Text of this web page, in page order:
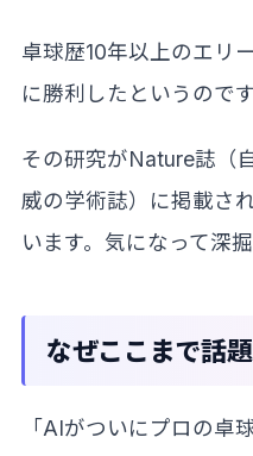
卓球歴10年以上のエリ
に勝利したというのです
その研究がNature誌（
威の学術誌）に掲載さ
います。気になって深
なぜここまで話
「AIがついにプロの卓